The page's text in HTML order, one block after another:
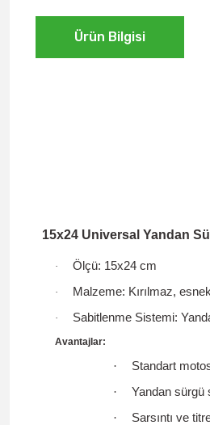
Ürün Bilgisi
15x24 Universal Yandan
· Ölçü: 15x24 cm
· Malzeme: Kırılmaz,
· Sabitlenme Sistemi:
Avantajlar:
·
Standart
·
Yandan sürgü
·
Sarsıntı ve